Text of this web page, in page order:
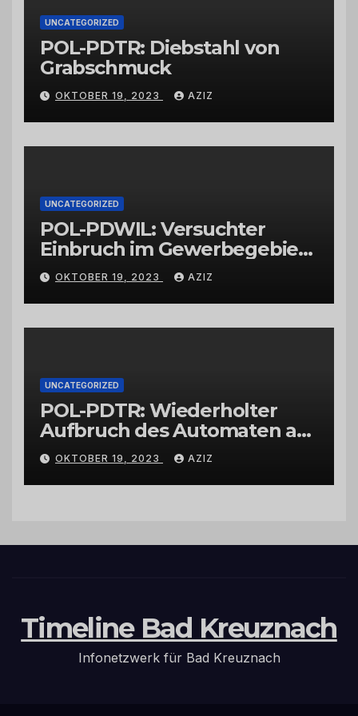
UNCATEGORIZED
POL-PDTR: Diebstahl von
Grabschmuck
OKTOBER 19, 2023 AZIZ
UNCATEGORIZED
POL-PDWIL: Versuchter
Einbruch im Gewerbegebiet
Wittlich
OKTOBER 19, 2023 AZIZ
UNCATEGORIZED
POL-PDTR: Wiederholter
Aufbruch des Automaten am
Wohnmobilstellplatz in
Hermeskeil am Labachweg
OKTOBER 19, 2023 AZIZ
Timeline Bad Kreuznach
Infonetzwerk für Bad Kreuznach